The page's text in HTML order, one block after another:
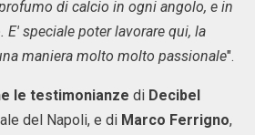
di calcio in ogni angolo, e in
speciale poter lavorare qui, la
maniera molto molto passionale".
le testimonianze di Decibel
del Napoli, e di Marco Ferrigno,